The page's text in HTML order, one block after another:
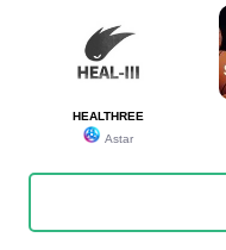
HEALTHREE
Astar